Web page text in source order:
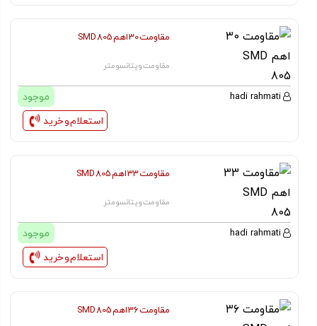
مقاومت 30 اهم SMD 805
مقاومت و پتانسومتر
hadi rahmati موجود
استعلام و خرید
مقاومت 33 اهم SMD 805
مقاومت و پتانسومتر
hadi rahmati موجود
استعلام و خرید
مقاومت 36 اهم SMD 805